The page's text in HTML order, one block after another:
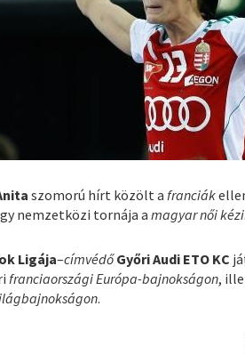
szomorú hírt közölt a franciák
nemzetközi tornája amagyar női
Ligája–címvédőGyőri Audi ETO KC
franciaországi Európa-bajnokságon,
.